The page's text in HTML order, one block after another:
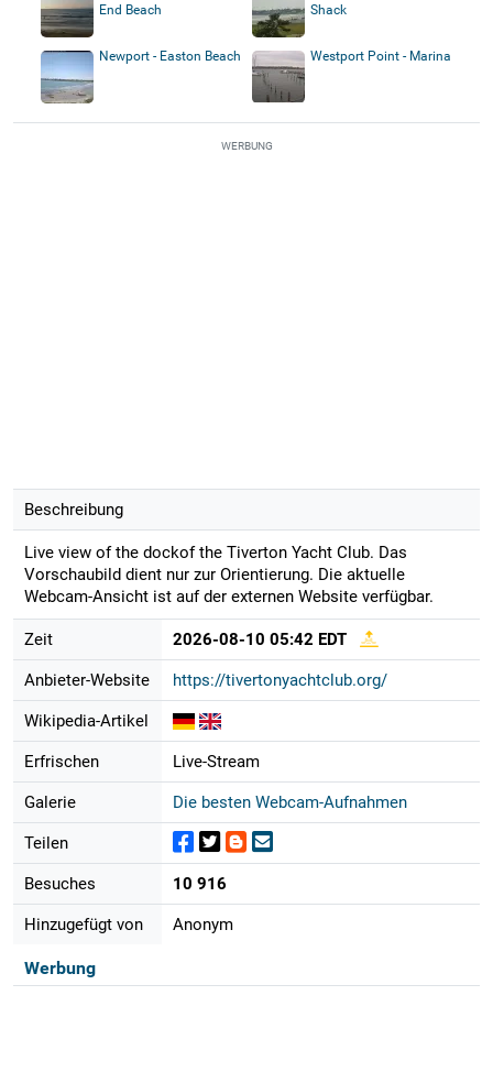
End Beach
Shack
Newport - Easton Beach Westport Point - Marina
WERBUNG
Beschreibung
Live view of the dockof the Tiverton Yacht Club. Das
Vorschaubild dient nur zur Orientierung. Die aktuelle
Webcam-Ansicht ist auf der externen Website verfügbar.
Zeit 2026-08-10 05:42 EDT
Anbieter-Website https://tivertonyachtclub.org/
Wikipedia-Artikel
Erfrischen Live-Stream
Galerie Die besten Webcam-Aufnahmen
Teilen
Besuches 10 916
Hinzugefügt von Anonym
Werbung